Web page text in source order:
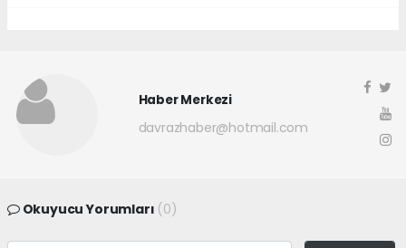
Haber Merkezi
davrazhaber@hotmail.com
Okuyucu Yorumları (0)